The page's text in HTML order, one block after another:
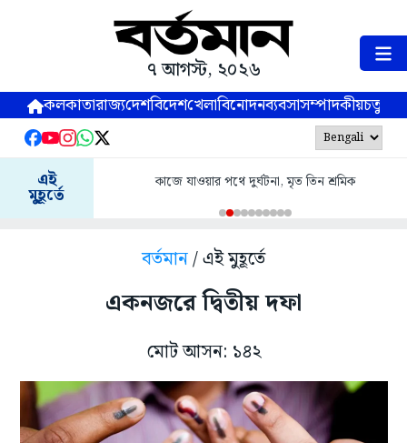
৭ আগস্ট, ২০২৬
কলকাতারাজ্যদেশবিদেশখেলাবিনোদনব্যবসাসম্পাদকীয়
এই
মুহূর্তে
কাজে যাওয়ার পথে দুর্ঘটনা, মৃত তিন শ্রমিক
বর্তমান/ এই মুহূর্তে
একনজরে দ্বিতীয় দফা
মোট আসন: ১৪২